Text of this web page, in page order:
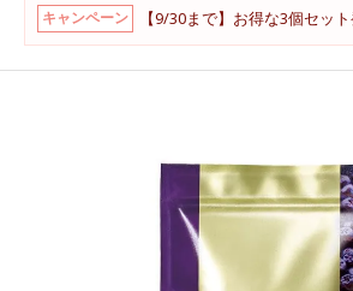
キャンペーン 【9/30まで】お得な3個セット